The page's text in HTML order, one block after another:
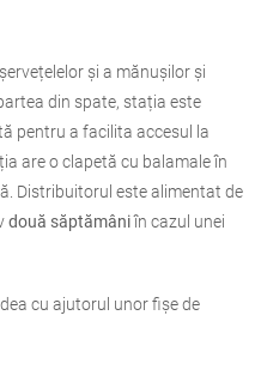
și a mănușilor și
partea din spate, stația este
pentru a facilita accesul la
are o clapetă cu balamale în
Distribuitorul este alimentat de
două săptămâniîn cazul unei
cu ajutorul unor fișe de